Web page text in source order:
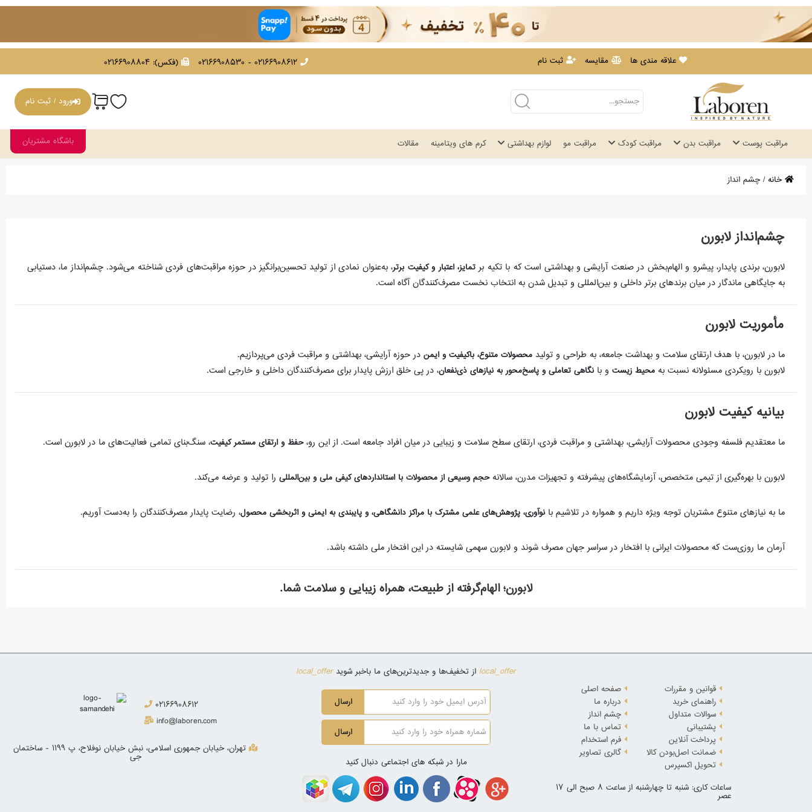
علاقه مندی ها مقایسه ثبت نام 02166908612 - 02166908530 (فکس): 02166908804
ورود / ثبت نام
مراقبت پوست مراقبت بدن مراقبت کودک مراقبت مو لوازم بهداشتی کرم های ویتامینه مقالات باشگاه مشتریان
خانه/ چشم انداز
چشم‌انداز لابورن
لابورن، برندی پایدار، پیشرو و الهام‌بخش در صنعت آرایشی و بهداشتی است که با تکیه برتمایز، اعتبار و کیفیت برتر، به‌عنوان نمادی از تولید تحسین‌برانگیز در حوزه مراقبت‌های فردی شناخته می‌شود. چشم‌انداز ما، دستیابی
به جایگاهی ماندگار در میان برندهای برتر داخلی و بین‌المللی و تبدیل شدن به انتخاب نخست مصرف‌کنندگان آگاه است.
مأموریت لابورن
ما در لابورن، با هدف ارتقای سلامت و بهداشت جامعه، به طراحی و تولید محصولات متنوع، باکیفیت و ایمن در حوزه آرایشی، بهداشتی و مراقبت فردی می‌پردازیم.
لابورن با رویکردی مسئولانه نسبت به محیط زیست و با نگاهی تعاملی و پاسخ‌محور به نیازهای ذی‌نفعان، در پی خلق ارزش پایدار برای مصرف‌کنندگان داخلی و خارجی است.
بیانیه کیفیت لابورن
ما معتقدیم فلسفه وجودی محصولات آرایشی، بهداشتی و مراقبت فردی، ارتقای سطح سلامت و زیبایی در میان افراد جامعه است. از این رو،حفظ و ارتقای مستمر کیفیت، سنگ‌بنای تمامی فعالیت‌های ما در لابورن است.
لابورن با بهره‌گیری از تیمی متخصص، آزمایشگاه‌های پیشرفته و تجهیزات مدرن، سالانهحجم وسیعی از محصولات با استانداردهای کیفی ملی و بین‌المللی را تولید و عرضه می‌کند.
ما به نیازهای متنوع مشتریان توجه ویژه داریم و همواره در تلاشیم با نوآوری، پژوهش‌های علمی مشترک با مراکز دانشگاهی، و پایبندی به ایمنی و اثربخشی محصول، رضایت پایدار مصرف‌کنندگان را به‌دست آوریم.
آرمان ما روزی‌ست که محصولات ایرانی با افتخار در سراسر جهان مصرف شوند و لابورن سهمی شایسته در این افتخار ملی داشته باشد.
لابورن؛ الهام‌گرفته از طبیعت، همراه زیبایی و سلامت شما.
قوانین و مقررات
راهنمای خرید
سوالات متداول
پشتیبانی
پرداخت آنلاین
ضمانت اصل‌بودن کالا
تحویل اکسپرس
صفحه اصلی
درباره ما
چشم انداز
تماس با ما
فرم استخدام
گالری تصاویر
ساعات کاری: شنبه تا چهارشنبه از ساعت 8 صبح الی 17
عصر
local_offer از تخفیف‌ها و جدیدترین‌های ما باخبر شویدlocal_offer
ارسال
ارسال
مارا در شبکه های اجتماعی دنبال کنید
02166908612
info@laboren.com
تهران، خیابان جمهوری اسلامی، نبش خیابان نوفلاح، پ 1199 - ساختمان
جی